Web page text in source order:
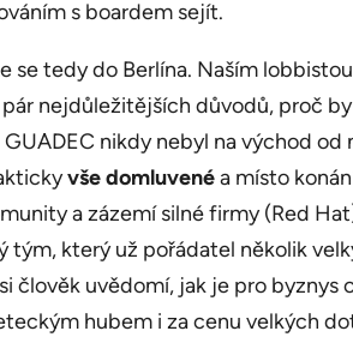
s boardem sejít.
se tedy do Berlína. Naším
nejdůležitějších důvodů, proč
GUADEC nikdy nebyl na východ
vše domluvenéa místo
a zázemí silné firmy (Red
tým, který už pořádatel několik
člověk uvědomí, jak je pro
hubem i za cenu velkých